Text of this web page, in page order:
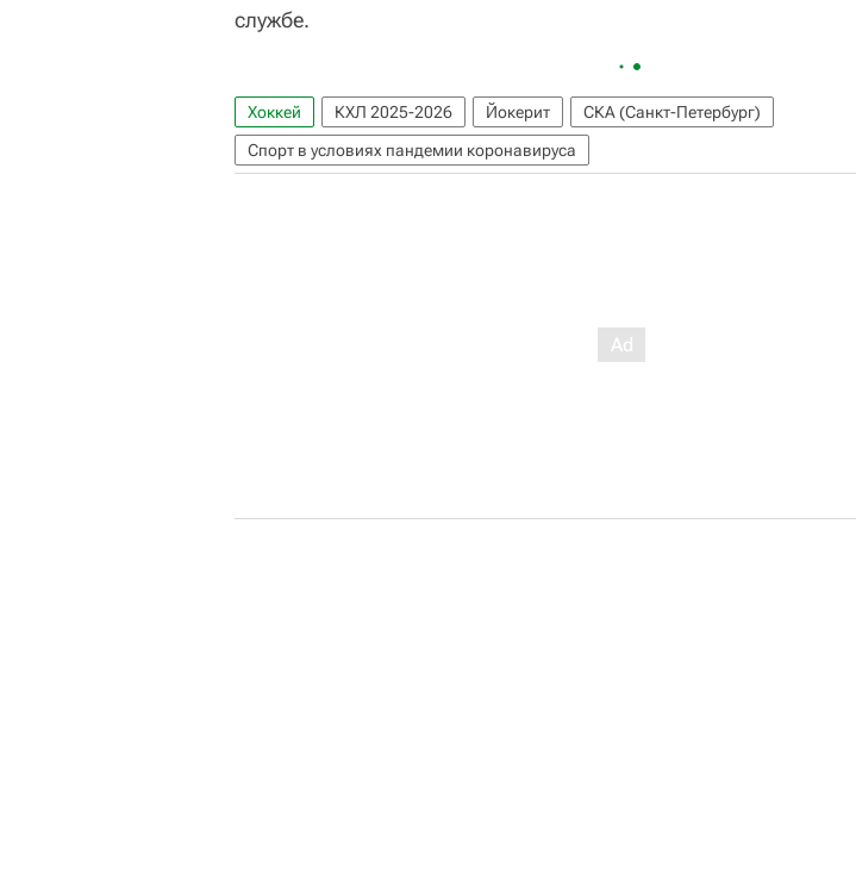
службе.
Хоккей КХЛ 2025-2026 Йокерит
СКА (Санкт-Петербург)
Спорт в условиях пандемии коронавируса